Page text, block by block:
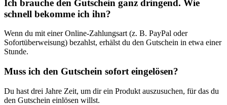
Ich brauche den Gutschein ganz dringend. Wie
schnell bekomme ich ihn?
Wenn du mit einer Online-Zahlungsart (z. B. PayPal oder
Sofortüberweisung) bezahlst, erhälst du den Gutschein in etwa einer
Stunde.
Muss ich den Gutschein sofort eingelösen?
Du hast drei Jahre Zeit, um dir ein Produkt auszusuchen, für das du
den Gutschein einlösen willst.